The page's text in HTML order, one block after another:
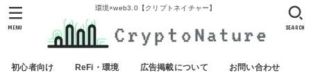
環境×web3.0【クリプトネイチャー】
初心者向け ReFi・環境 広告掲載について お問い合わせ
SEARCH
MENU